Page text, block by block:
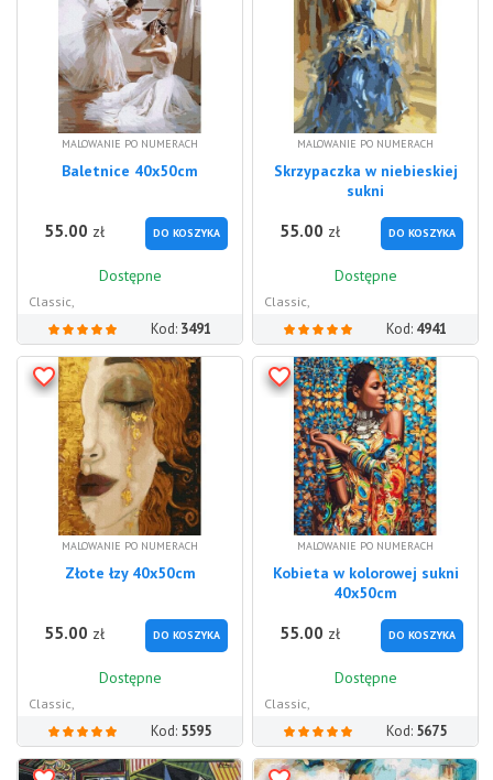
MALOWANIE PO NUMERACH
Baletnice 40x50cm
55.00 zł DO KOSZYKA
Dostępne
Classic,
Kod: 3491
MALOWANIE PO NUMERACH
Skrzypaczka w niebieskiej
sukni
55.00 zł DO KOSZYKA
Dostępne
Classic,
Kod: 4941
MALOWANIE PO NUMERACH
Złote łzy 40x50cm
55.00 zł DO KOSZYKA
Dostępne
Classic,
Kod: 5595
MALOWANIE PO NUMERACH
Kobieta w kolorowej sukni
40x50cm
55.00 zł DO KOSZYKA
Dostępne
Classic,
Kod: 5675